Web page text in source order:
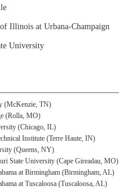
Illinois at Urbana-Champaign
University
(McKenzie, TN)
(Rolla, MO)
(Chicago, IL)
Institute (Terre Haute, IN)
(Queens, NY)
State University (Cape Gireadau, MO)
at Birmingham (Birmingham, AL)
at Tuscaloosa (Tuscaloosa, AL)